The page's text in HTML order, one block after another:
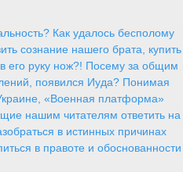
Как удалось бесполому
сознание нашего брата, купить
его руку нож?! Посему за общим
появился Иуда? Понимая
«Военная платформа»
нашим читателям ответить на
в истинных причинах
в правоте и обоснованности